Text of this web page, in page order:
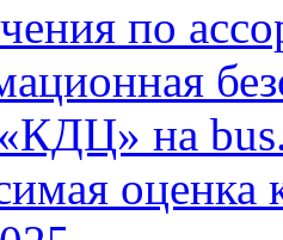
по
на
оценка